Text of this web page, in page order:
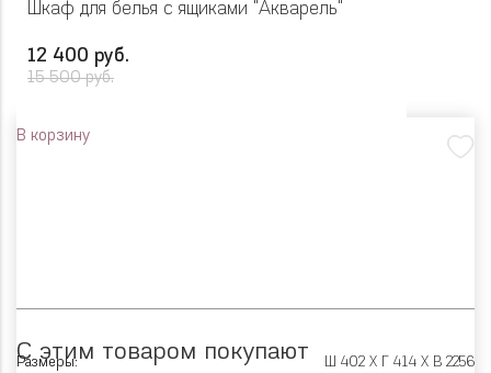
Шкаф для белья с ящиками "Акварель"
12 400 руб.
15 500 руб.
В корзину
Размеры: Ш 402 X Г 414 X В 2256
С этим товаром покупают